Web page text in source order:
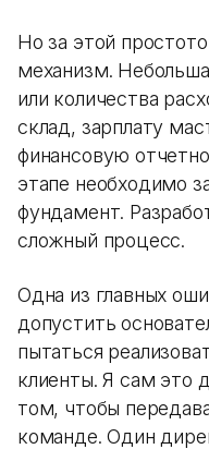
Но за этой
механизм.
или количества
склад, зарплату
финансовую
этапе необходимо
фундамент.
сложный процесс.
Одна из главных
допустить
пытаться
клиенты. Я сам это
том, чтобы
команде. Один